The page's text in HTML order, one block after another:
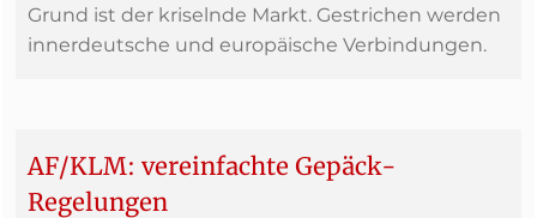
Grund ist der kriselnde Markt. Gestrichen werden
innerdeutsche und europäische Verbindungen.
AF/KLM: vereinfachte Gepäck-
Regelungen